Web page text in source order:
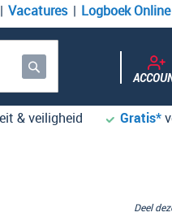
Vacatures Logboek Online
Zoek
& veiligheid Gratis*
Deel